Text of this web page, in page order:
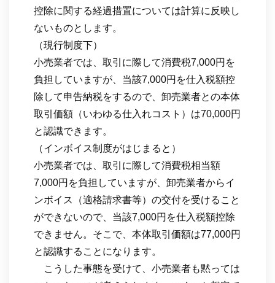
控除に関する経過措置については計算に反映し
ないものとします。
（現行制度下）
小売業者では、取引に際して消費税7,000円を
負担していますが、当該7,000円を仕入税額控
除して申告納税をするので、卸売業者との本体
取引価額（いわゆる仕入れコスト）は70,000円
と認識できます。
（インボイス制度がはじまると）
小売業者では、取引に際して消費税相当額
7,000円を負担していますが、卸売業者からイ
ンボイス（適格請求書等）の交付を受けること
ができないので、当該7,000円を仕入税額控除
できません。そこで、本体取引価額は77,000円
と認識することになります。
こうした事態を受けて、小売業者も黙っては